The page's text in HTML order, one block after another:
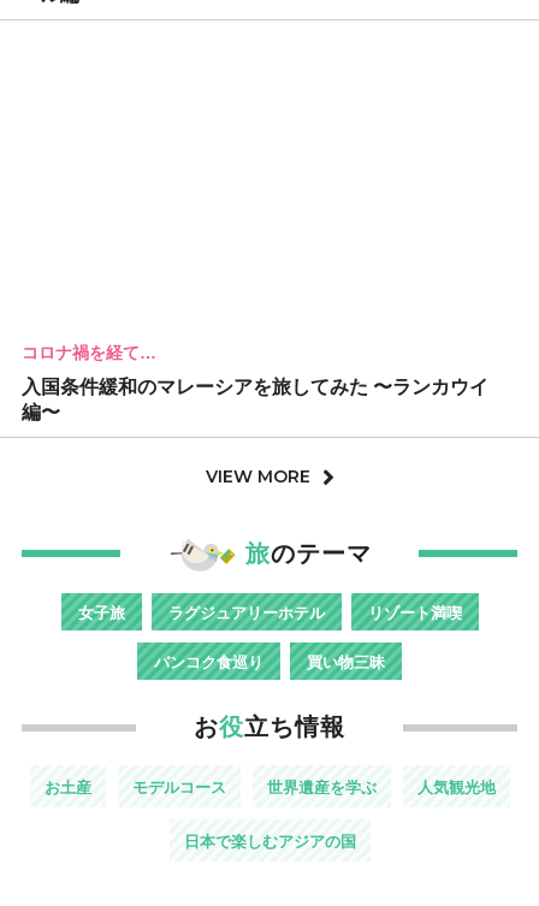
コロナ禍を経て…
入国条件緩和のマレーシアを旅してみた 〜ランカウイ
編〜
VIEW MORE
旅のテーマ
女子旅 ラグジュアリーホテル リゾート満喫
バンコク食巡り 買い物三昧
お役立ち情報
お土産 モデルコース 世界遺産を学ぶ 人気観光地
日本で楽しむアジアの国